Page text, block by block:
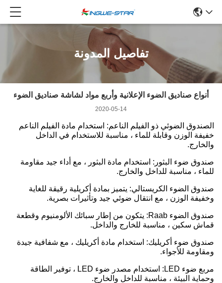
تفاصيل المدونة
أنواع صناديق الضوء الإعلانية وأربع مواد لشاشة صناديق الضوء
2020-05-14
الصندوق الضوئي ذو الفيلم الناعم: استخدام مادة الفيلم الناعم
خفيفة الوزن وقابلة للماء ، مناسبة للاستخدام في الداخل
والخارج.
صندوق ضوء البثور: استخدام مادة البثور ، مع أداء جيد مقاومة
للماء ، مناسبة للداخل والخارج.
صندوق الضوء الكريستالي: يتميز بمادة أكريلية رقيقة للغاية
وخفيفة الوزن ، مع انتقال ضوئي جيد وتأثيرات بصرية.
صندوق الضوء Raab: يتكون من إطار سبائك الألومنيوم وقطعة
قماش سكين ، مناسبة للخارج والداخل.
صندوق ضوء أكريليك: استخدام مادة أكريليك ، مع شفافية جيدة
ومقاومة للأجواء.
مربع ضوء LED: استخدام مصدر ضوء LED ، توفير الطاقة
وحماية البيئة ، مناسبة للداخل والخارج.